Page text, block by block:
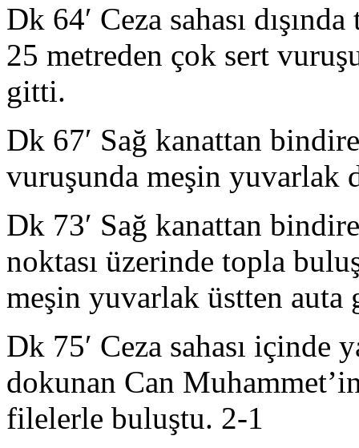
Dk 64′ Ceza sahası
25 metreden çok sert
gitti.
Dk 67′ Sağ kanattan
vuruşunda meşin yuvarlak
Dk 73′ Sağ kanattan
noktası üzerinde topla
meşin yuvarlak üstten auta
Dk 75′ Ceza sahası içinde
dokunan Can
filelerle buluştu. 2-1